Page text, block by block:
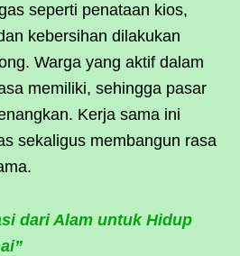
seperti penataan kios,
kebersihan dilakukan
Warga yang aktif dalam
memiliki, sehingga pasar
Kerja sama ini
sekaligus membangun rasa
dari Alam untuk Hidup